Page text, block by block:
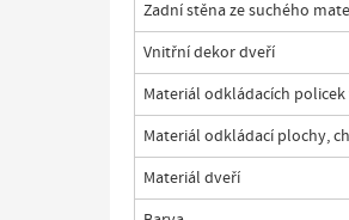
Zadní stěna ze suchého
Vnitřní dekor dveří
Materiál odkládacích policek
Materiál odkládací plochy,
Materiál dveří